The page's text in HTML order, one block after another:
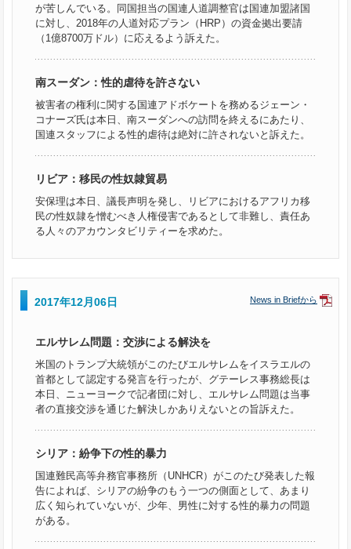
が苦しんでいる。同国担当の国連人道調整官は国連加盟諸国
に対し、2018年の人道対応プラン（HRP）の資金拠出要請
（1億8700万ドル）に応えるよう訴えた。
南スーダン：性的虐待を許さない
被害者の権利に関する国連アドボケートを務めるジェーン・
コナーズ氏は本日、南スーダンへの訪問を終えるにあたり、
国連スタッフによる性的虐待は絶対に許されないと訴えた。
リビア：移民の性奴隷貿易
安保理は本日、議長声明を発し、リビアにおけるアフリカ移
民の性奴隷を憎むべき人権侵害であるとして非難し、責任あ
る人々のアカウンタビリティーを求めた。
2017年12月06日 News in Briefから
エルサレム問題：交渉による解決を
米国のトランプ大統領がこのたびエルサレムをイスラエルの
首都として認定する発言を行ったが、グテーレス事務総長は
本日、ニューヨークで記者団に対し、エルサレム問題は当事
者の直接交渉を通じた解決しかありえないとの旨訴えた。
シリア：紛争下の性的暴力
国連難民高等弁務官事務所（UNHCR）がこのたび発表した報
告によれば、シリアの紛争のもう一つの側面として、あまり
広く知られていないが、少年、男性に対する性的暴力の問題
がある。